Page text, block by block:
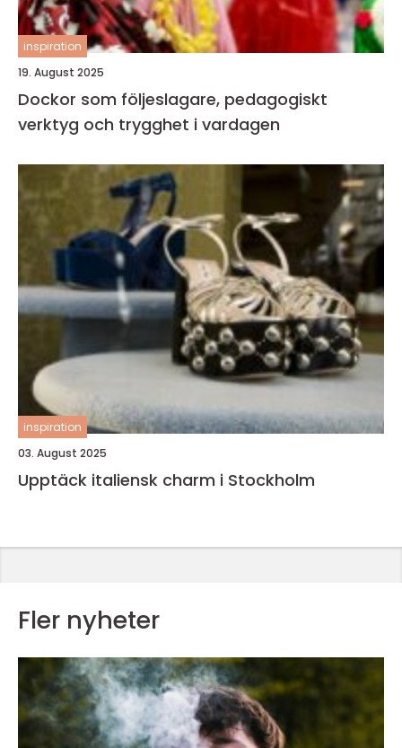
inspiration
19. August 2025
Dockor som följeslagare, pedagogiskt
verktyg och trygghet i vardagen
inspiration
03. August 2025
Upptäck italiensk charm i Stockholm
Fler nyheter